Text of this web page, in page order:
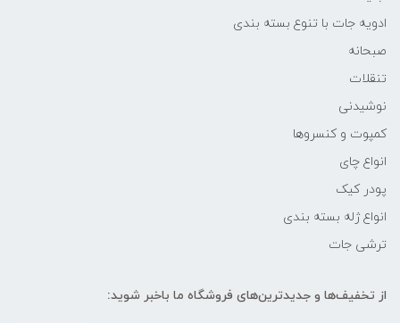
ادویه جات با تنوع بسته بندی
صبحانه
تنقلات
نوشیدنی
کمپوت و کنسروها
انواع چای
پودر کیک
انواع ژله بسته بندی
ترشی جات
از تخفیف‌ها و جدیدترین‌های فروشگاه ما باخبر شوید: